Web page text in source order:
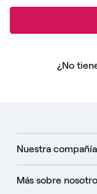
¿No
Nuestra compañía
Más sobre